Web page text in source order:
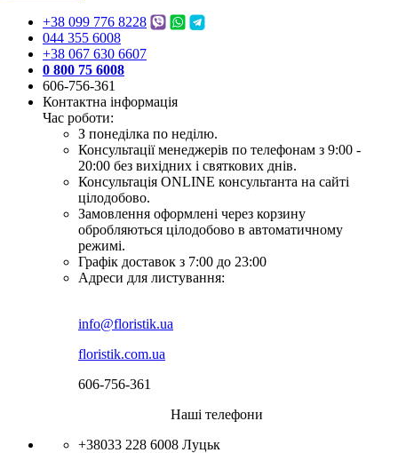
+38 099 776 8228
044 355 6008
+38 067 630 6607
0 800 75 6008
606-756-361
Контактна інформація
Час роботи:
З понеділка по неділю.
Консультації менеджерів по телефонам з 9:00 -
20:00 без вихідних і святкових днів.
Консультація ONLINE консультанта на сайті
цілодобово.
Замовлення оформлені через корзину
обробляються цілодобово в автоматичному
режимі.
Графік доставок з 7:00 до 23:00
Адреси для листування:
info@floristik.ua
floristik.com.ua
606-756-361
Наші телефони
+38033 228 6008 Луцьк